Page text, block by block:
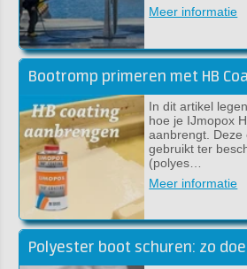
Meer informatie
Bootromp primeren met HB
In dit artikel
hoe je IJmopox
aanbrengt. Deze
gebruikt ter
(polyes…
Meer informatie
Polyester boot schuren: zo